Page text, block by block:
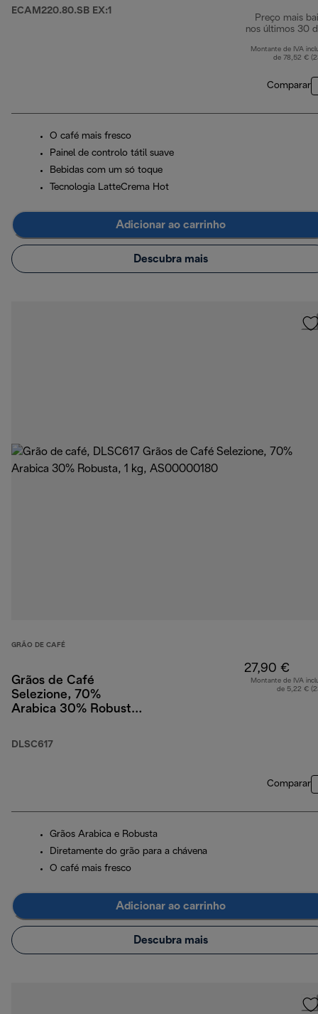
ECAM220.80.SB EX:1
Preço mais
nos últimos 30
Montante de IVA
de 78,52 €
Comparar
O café mais fresco
Painel de controlo tátil suave
Bebidas com um só toque
Tecnologia LatteCrema Hot
Adicionar ao carrinho
Descubra mais
GRÃO DE CAFÉ
Grãos de Café
Selezione, 70%
Arabica 30% Robusta,
DLSC617
27,90 €
Montante de IVA
de 5,22 €
Comparar
Grãos Arabica e Robusta
Diretamente do grão para a chávena
O café mais fresco
Adicionar ao carrinho
Descubra mais